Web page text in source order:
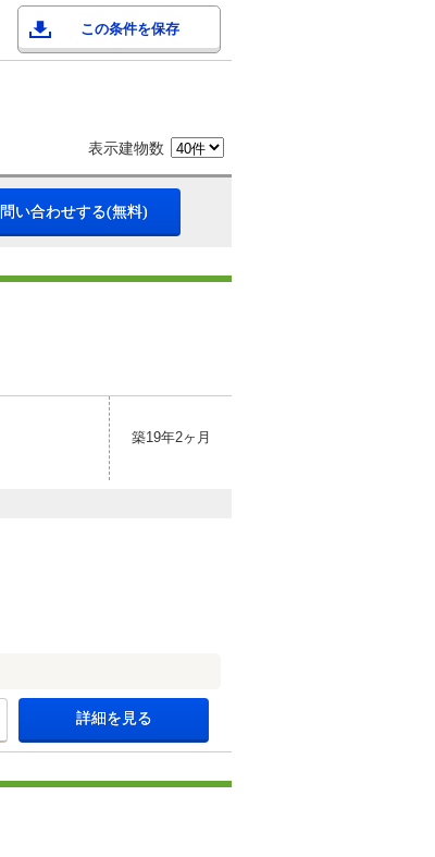
この条件を保存
表示建物数
い合わせする(無料)
築19年2ヶ月
詳細を見る